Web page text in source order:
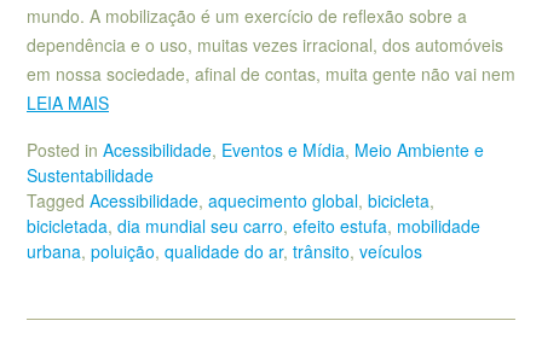
mundo. A mobilização é um exercício de reflexão sobre a
dependência e o uso, muitas vezes irracional, dos automóveis
em nossa sociedade, afinal de contas, muita gente não vai nem
LEIA MAIS
Posted in Acessibilidade, Eventos e Mídia, Meio Ambiente e
Sustentabilidade
Tagged Acessibilidade, aquecimento global, bicicleta,
bicicletada, dia mundial seu carro, efeito estufa, mobilidade
urbana, poluição, qualidade do ar, trânsito, veículos